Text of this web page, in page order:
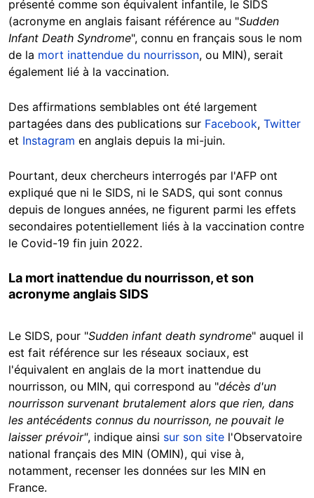
présenté comme son équivalent infantile, le SIDS
(acronyme en anglais faisant référence au "Sudden
Infant Death Syndrome", connu en français sous le nom
de la mort inattendue du nourrisson, ou MIN), serait
également lié à la vaccination.
Des affirmations semblables ont été largement
partagées dans des publications sur Facebook, Twitter
et Instagram en anglais depuis la mi-juin.
Pourtant, deux chercheurs interrogés par l'AFP ont
expliqué que ni le SIDS, ni le SADS, qui sont connus
depuis de longues années, ne figurent parmi les effets
secondaires potentiellement liés à la vaccination contre
le Covid-19 fin juin 2022.
La mort inattendue du nourrisson, et son
acronyme anglais SIDS
Le SIDS, pour "Sudden infant death syndrome" auquel il
est fait référence sur les réseaux sociaux, est
l'équivalent en anglais de la mort inattendue du
nourrisson, ou MIN, qui correspond au "décès d'un
nourrisson survenant brutalement alors que rien, dans
les antécédents connus du nourrisson, ne pouvait le
laisser prévoir", indique ainsi sur son site l'Observatoire
national français des MIN (OMIN), qui vise à,
notamment, recenser les données sur les MIN en
France.